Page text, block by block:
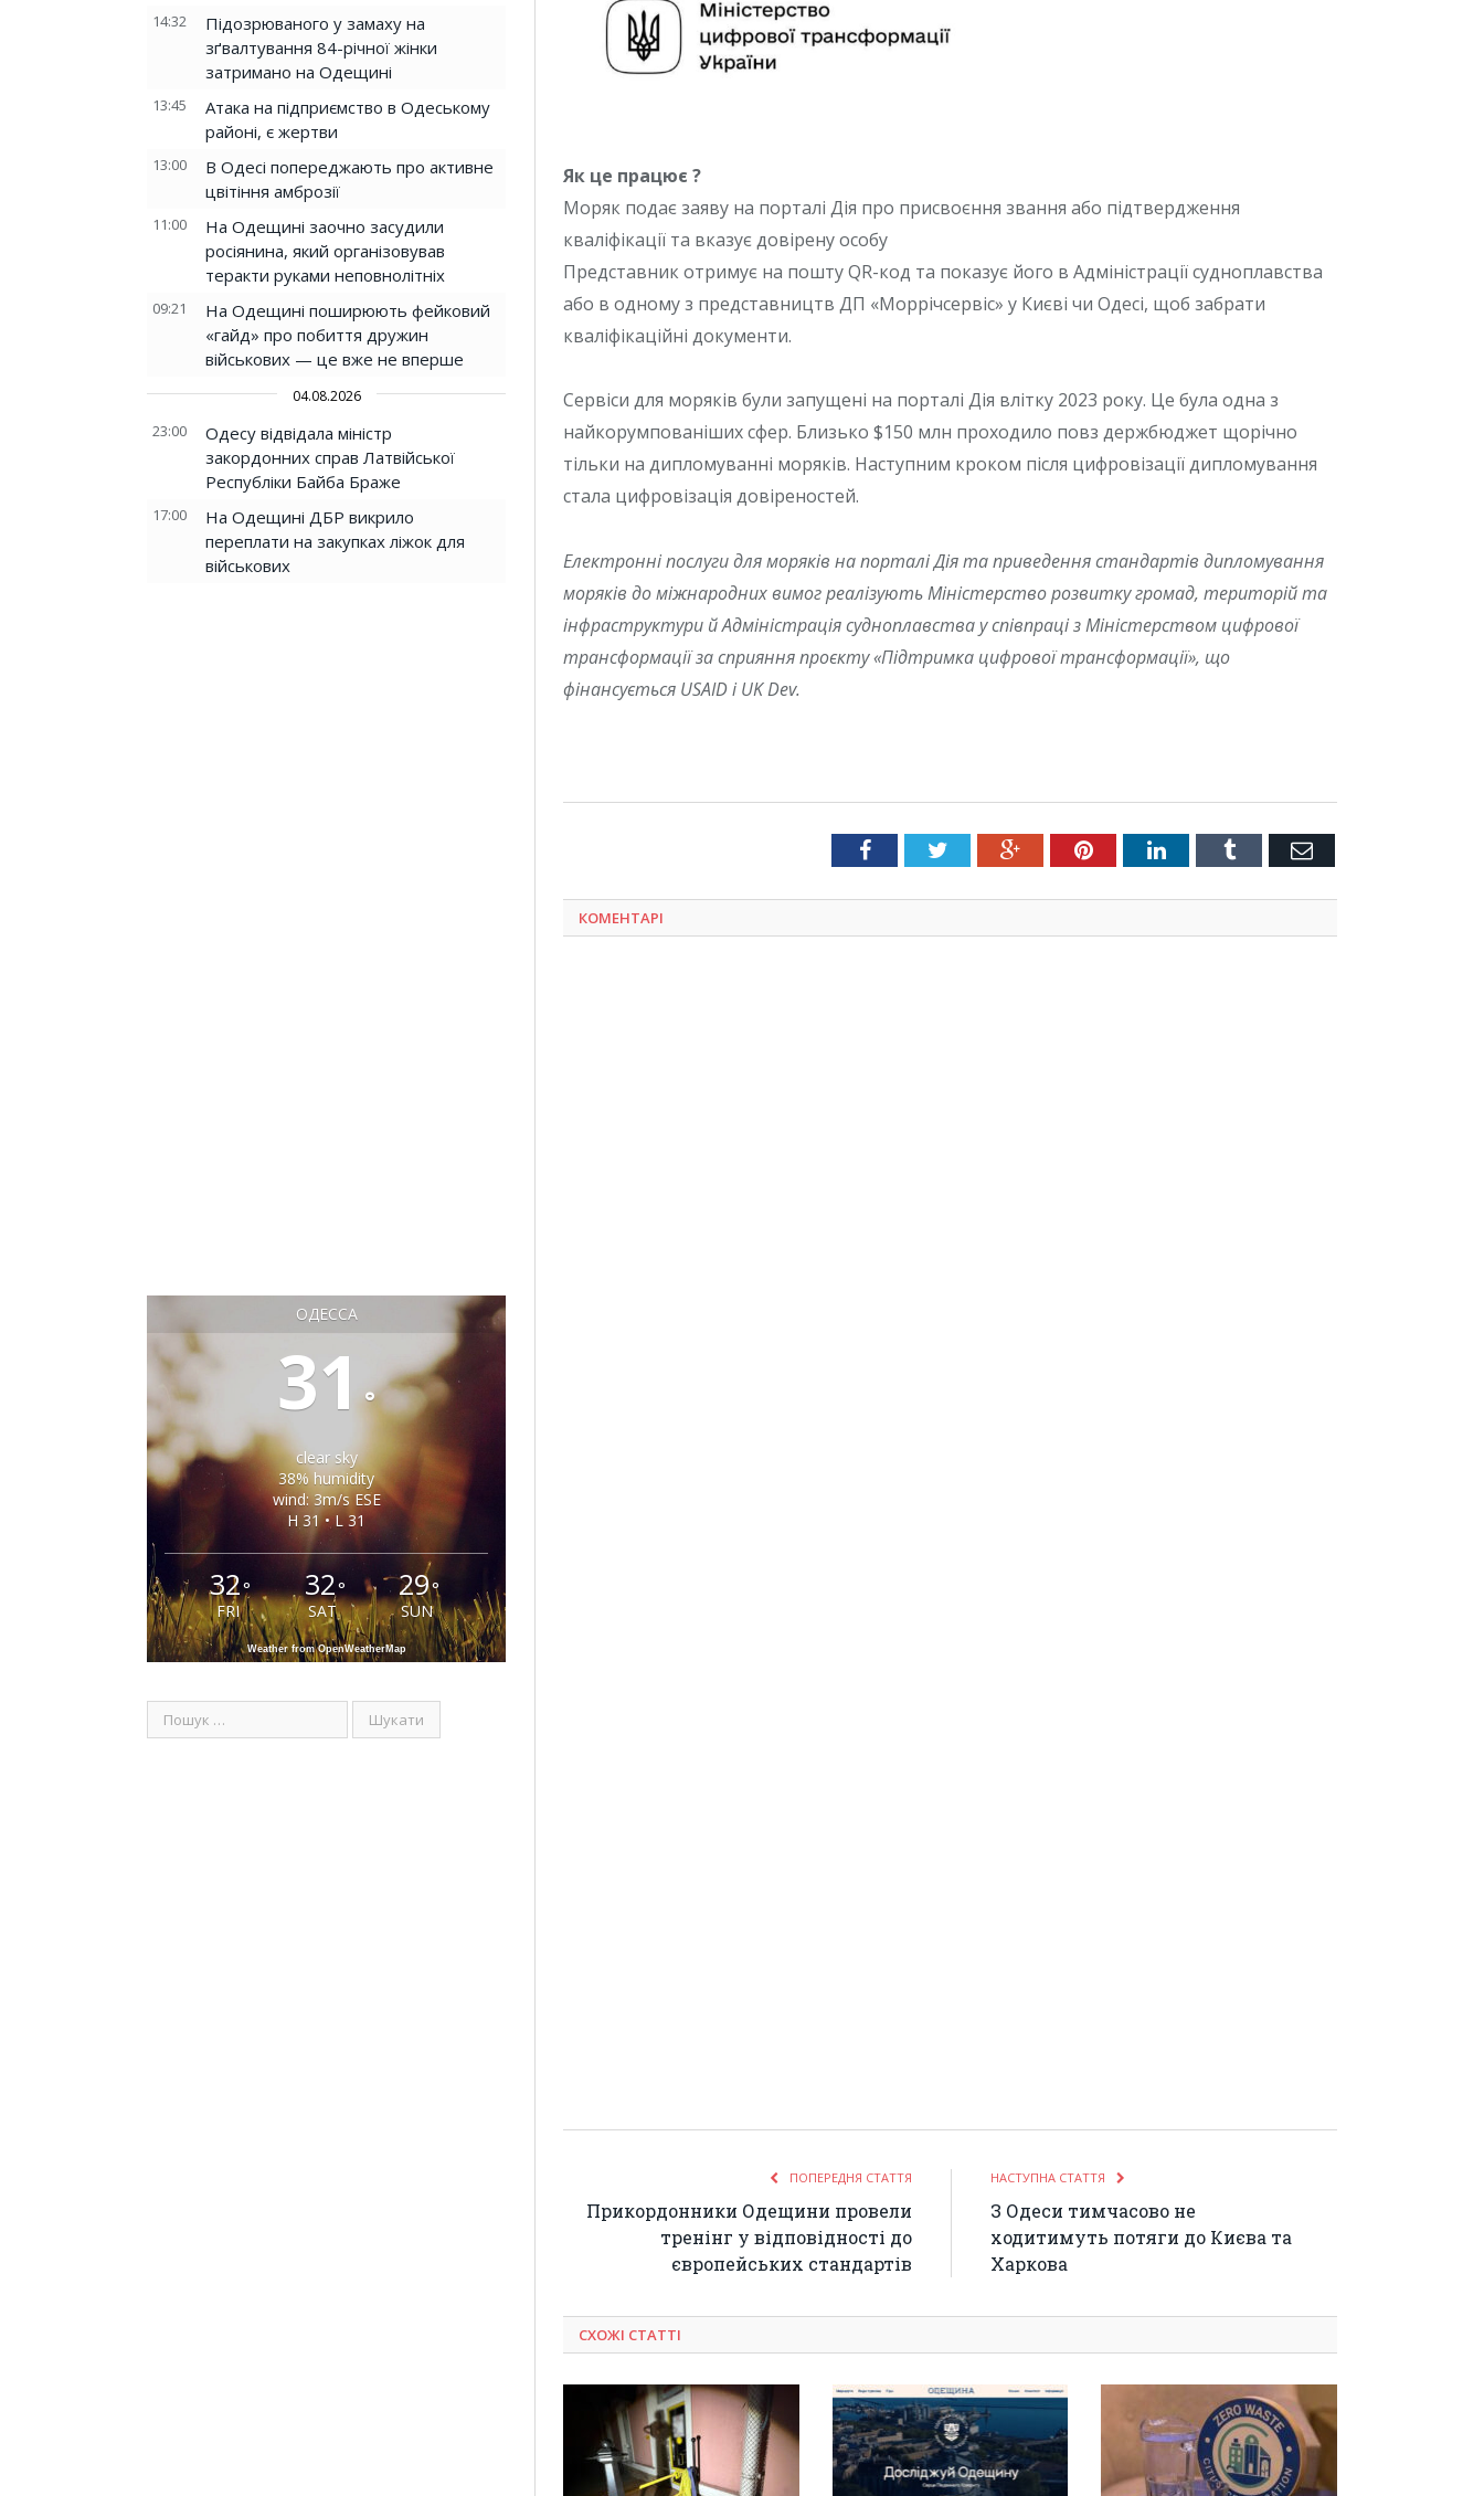
14:32
Підозрюваного у замаху на
зґвалтування 84-річної жінки
затримано на Одещині
13:45
Атака на підприємство в Одеському
районі, є жертви
13:00
В Одесі попереджають про активне
цвітіння амброзії
11:00
На Одещині заочно засудили
росіянина, який організовував
теракти руками неповнолітніх
09:21
На Одещині поширюють фейковий
«гайд» про побиття дружин
військових — це вже не вперше
04.08.2026
23:00
Одесу відвідала міністр
закордонних справ Латвійської
Республіки Байба Браже
17:00
На Одещині ДБР викрило
переплати на закупках ліжок для
військових
ОДЕССА
31°
clear sky
38% humidity
wind: 3m/s ESE
H 31 • L 31
32°
FRI
32°
SAT
29°
SUN
Weather from OpenWeatherMap
Як це працює ?
Моряк подає заяву на порталі Дія про присвоєння звання або підтвердження
кваліфікації та вказує довірену особу
Представник отримує на пошту QR-код та показує його в Адміністрації судноплавства
або в одному з представництв ДП «Моррічсервіс» у Києві чи Одесі, щоб забрати
кваліфікаційні документи.
Сервіси для моряків були запущені на порталі Дія влітку 2023 року. Це була одна з
найкорумпованіших сфер. Близько $150 млн проходило повз держбюджет щорічно
тільки на дипломуванні моряків. Наступним кроком після цифровізації дипломування
стала цифровізація довіреностей.
Електронні послуги для моряків на порталі Дія та приведення стандартів дипломування
моряків до міжнародних вимог реалізують Міністерство розвитку громад, територій та
інфраструктури й Адміністрація судноплавства у співпраці з Міністерством цифрової
трансформації за сприяння проєкту «Підтримка цифрової трансформації», що
фінансується USAID і UK Dev.
FacebookTwitter Google+PinterestLinkedInTumblr Емейл
КОМЕНТАРІ
ПОПЕРЕДНЯ СТАТТЯ
Прикордонники Одещини провели
тренінг у відповідності до
європейських стандартів
НАСТУПНА СТАТТЯ
З Одеси тимчасово не
ходитимуть потяги до Києва та
Харкова
СХОЖІ СТАТТІ